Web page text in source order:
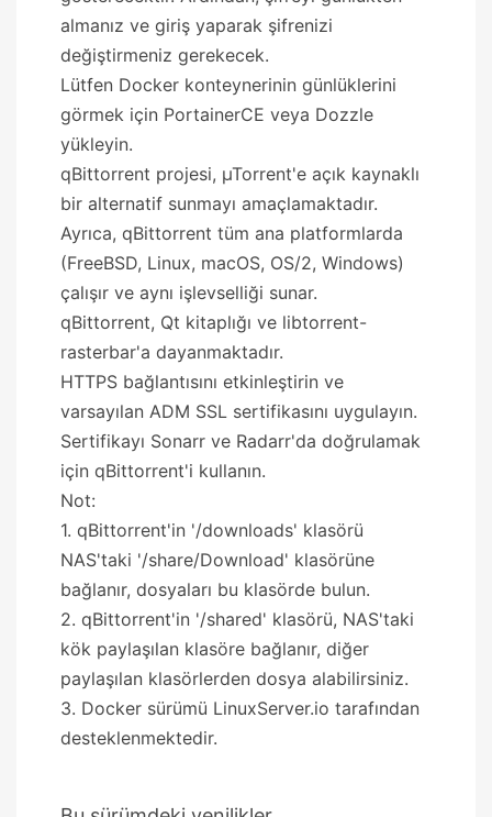
almanız ve giriş yaparak şifrenizi
değiştirmeniz gerekecek.
Lütfen Docker konteynerinin günlüklerini
görmek için PortainerCE veya Dozzle
yükleyin.
qBittorrent projesi, µTorrent'e açık kaynaklı
bir alternatif sunmayı amaçlamaktadır.
Ayrıca, qBittorrent tüm ana platformlarda
(FreeBSD, Linux, macOS, OS/2, Windows)
çalışır ve aynı işlevselliği sunar.
qBittorrent, Qt kitaplığı ve libtorrent-
rasterbar'a dayanmaktadır.
HTTPS bağlantısını etkinleştirin ve
varsayılan ADM SSL sertifikasını uygulayın.
Sertifikayı Sonarr ve Radarr'da doğrulamak
için qBittorrent'i kullanın.
Not:
1. qBittorrent'in '/downloads' klasörü
NAS'taki '/share/Download' klasörüne
bağlanır, dosyaları bu klasörde bulun.
2. qBittorrent'in '/shared' klasörü, NAS'taki
kök paylaşılan klasöre bağlanır, diğer
paylaşılan klasörlerden dosya alabilirsiniz.
3. Docker sürümü LinuxServer.io tarafından
desteklenmektedir.